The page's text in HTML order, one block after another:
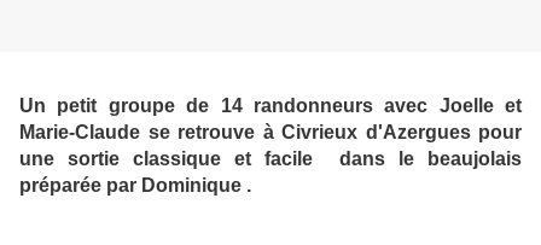
Un petit groupe de 14 randonneurs avec Joelle et
Marie-Claude se retrouve à Civrieux d'Azergues pour
une sortie classique et facile dans le beaujolais
préparée par Dominique .